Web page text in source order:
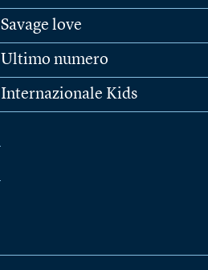
Savage love
Ultimo numero
Internazionale Kids